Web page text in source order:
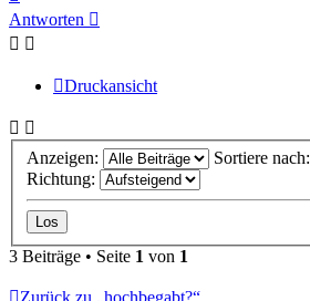
oben
Antworten
Druckansicht
Anzeigen:
Sortiere nach:
Richtung:
3 Beiträge • Seite 1 von 1
Zurück zu „hochbegabt?“